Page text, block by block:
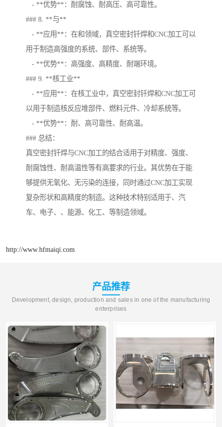
- **优势**：耐腐蚀、耐高压、高可靠性。
### 8. **与**
- **应用**：在和领域，真空密封钎焊和CNC加工可以
用于制造高强度的系统、部件、系统等。
- **优势**：高强度、高精度、耐端环境。
### 9. **核工业**
- **应用**：在核工业中，真空密封钎焊和CNC加工可
以用于制造核反应堆部件、燃料元件、冷却系统等。
- **优势**：耐、高可靠性、耐高温。
### 总结：
真空密封钎焊与CNC加工的结合适用于对精度、强度、
耐腐蚀性、耐高温性等有高要求的行业。其优势在于能
够提供无氧化、无污染的连接，同时通过CNC加工实现
复杂形状和高精度的制造。这种技术特别适用于、汽
车、电子、、能源、化工、等制造领域。
http://www.hfmaiqi.com
产品推荐
Development, design, production and sales in one of the manufacturing
enterprises